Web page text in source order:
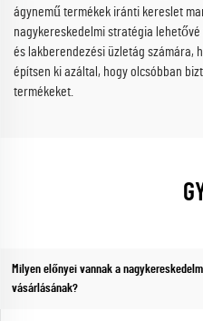
ágynemű termékek iránti kereslet
nagykereskedelmi stratégia
és lakberendezési üzletág számára,
építsen ki azáltal, hogy olcsóbban
termékeket.
Milyen előnyei vannak a
vásárlásának?